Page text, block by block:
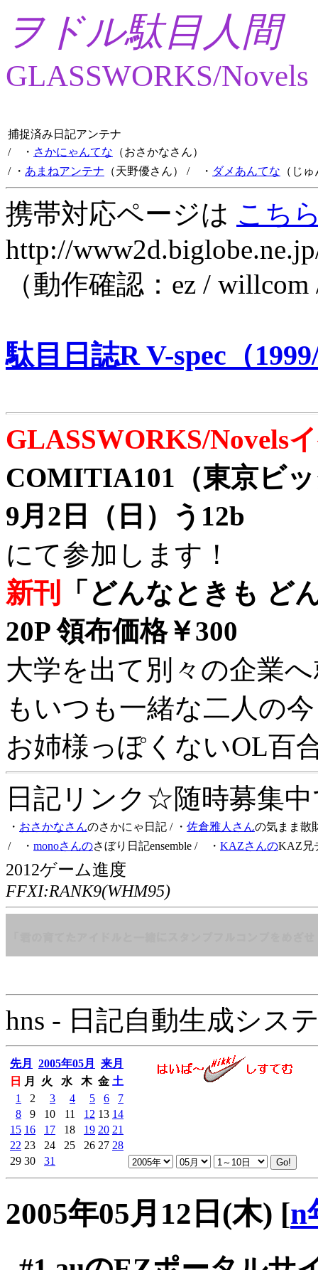
ヲドル駄目人間
GLASSWORKS/Novels
捕捉済み日記アンテナ
/ ・ さかにゃんてな （おさかなさん）
/ ・ あまねアンテナ （天野優さん） / ・ ダメあんてな （じ
携帯対応ページは こち
http://
（動作確認：ez /
駄目日誌R V-spec（
GLASSWORKS/Novels
COMITIA101（東京ビ
9月2日（日）う12b
にて参加します！
新刊
「どんなときも ど
20P 領布価格￥300
大学を出て別々の企業
もいつも一緒な二人の
お姉様っぽくないOL百
日記リンク☆随時募集
・ おさかなさんのさかにゃ日記 / ・ 佐倉雅人さんの気まま散
/ ・ monoさんのさぼり日記ensemble / ・ KAZさんのKAZ兄
2012ゲーム進度
FFXI:RANK9(WHM95)
hns - 日記自動生成シス
先月 2005年05月
来月
日
月 火 水 木 金 土
1
2 3 4 5 6
7
8
9 10 11 12 13 14
15 16 17 18 19 20 21
22 23 24 25 26 27 28
29 30 31
2005年05月12日(木) [n